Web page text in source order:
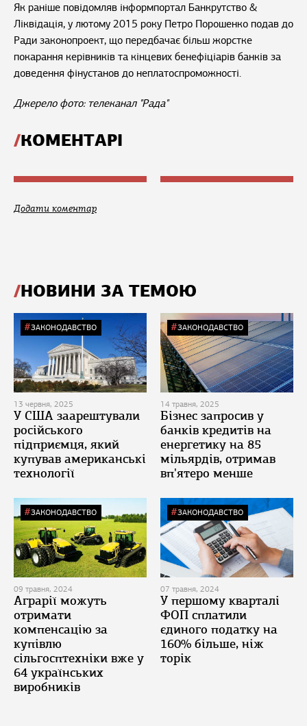
Як раніше повідомляв інформпортал Банкрутство &
Ліквідація, у лютому 2015 року Петро Порошенко подав до
Ради законопроект, що передбачає більш жорстке
покарання керівників та кінцевих бенефіціарів банків за
доведення фінустанов до неплатоспроможності.
Джерело фото: телеканал "Рада"
КОМЕНТАРІ
Додати коментар
НОВИНИ ЗА ТЕМОЮ
ЗАКОНОДАВСТВО
13 червня, 2025
У США заарештували
російського
підприємця, який
купував американські
технології
ЗАКОНОДАВСТВО
14 травня, 2025
Бізнес запросив у
банків кредитів на
енергетику на 85
мільярдів, отримав
вп'ятеро менше
ЗАКОНОДАВСТВО
09 травня, 2024
Аграрії можуть
отримати
компенсацію за
купівлю
сільгосптехніки вже у
64 українських
виробників
ЗАКОНОДАВСТВО
07 травня, 2024
У першому кварталі
ФОП сплатили
єдиного податку на
160% більше, ніж
торік